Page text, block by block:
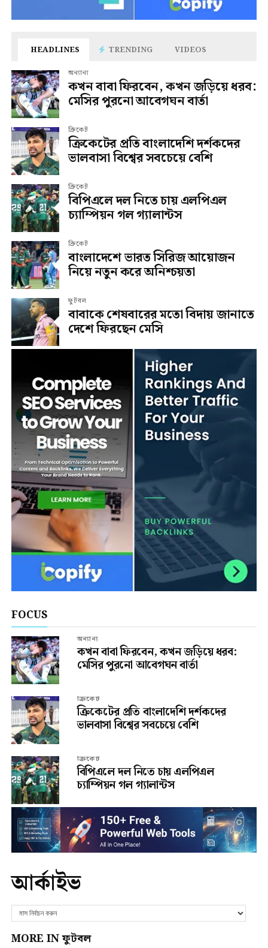
HEADLINES TRENDING VIDEOS
অন্যান্য
কখন বাবা ফিরবেন, কখন জড়িয়ে ধরব:
মেসির পুরনো আবেগঘন বার্তা
ক্রিকেট
ক্রিকেটের প্রতি বাংলাদেশি দর্শকদের
ভালবাসা বিশ্বের সবচেয়ে বেশি
ক্রিকেট
বিপিএলে দল নিতে চায় এলপিএল
চ্যাম্পিয়ন গল গ্যালান্টস
ক্রিকেট
বাংলাদেশে ভারত সিরিজ আয়োজন
নিয়ে নতুন করে অনিশ্চয়তা
ফুটবল
বাবাকে শেষবারের মতো বিদায় জানাতে
দেশে ফিরছেন মেসি
FOCUS
অন্যান্য
কখন বাবা ফিরবেন, কখন জড়িয়ে ধরব:
মেসির পুরনো আবেগঘন বার্তা
ক্রিকেট
ক্রিকেটের প্রতি বাংলাদেশি দর্শকদের
ভালবাসা বিশ্বের সবচেয়ে বেশি
ক্রিকেট
বিপিএলে দল নিতে চায় এলপিএল
চ্যাম্পিয়ন গল গ্যালান্টস
আর্কাইভ
MORE IN ফুটবল